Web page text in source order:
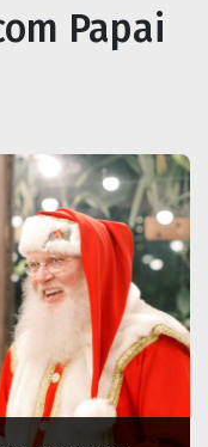
Papai